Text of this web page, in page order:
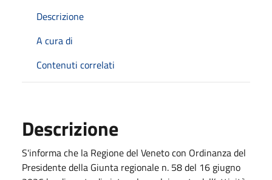
Descrizione
A cura di
Contenuti correlati
Descrizione
S'informa che la Regione del Veneto con Ordinanza del
Presidente della Giunta regionale n. 58 del 16 giugno